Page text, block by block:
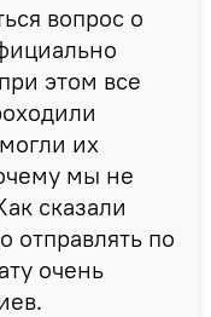
вопрос о
этом все
их
мы не
сказали
отправлять по
очень